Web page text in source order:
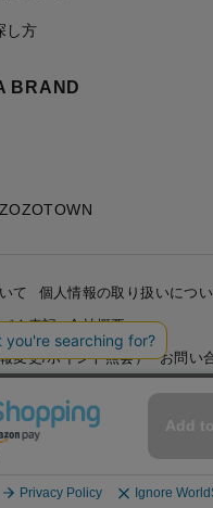
し方
BRAND
て
個人情報の取り扱いにつ
く表記
会社概要
変更/ポイント照会）
お問い
Copyright © HARUYAMA